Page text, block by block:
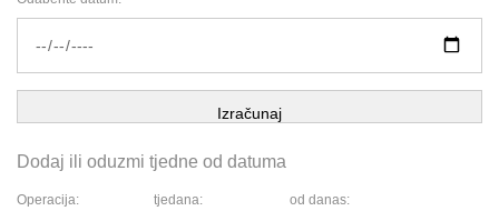
Izračunaj
Dodaj ili oduzmi tjedne od datuma
Operacija: tjedana: od danas: